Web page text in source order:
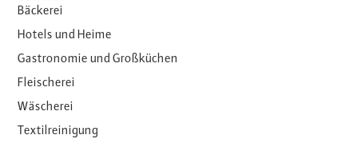
Bäckerei
Hotels und Heime
Gastronomie und Großküchen
Fleischerei
Wäscherei
Textilreinigung